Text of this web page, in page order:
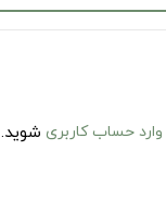
وارد حساب کاربری شوید.